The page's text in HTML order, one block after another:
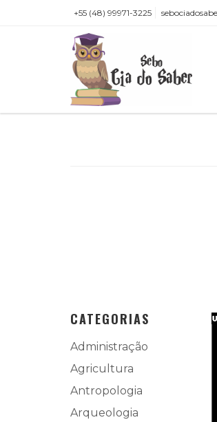
+55 (48) 99971-3225
CATEGORIAS
Administração
Agricultura
Antropologia
Arqueologia